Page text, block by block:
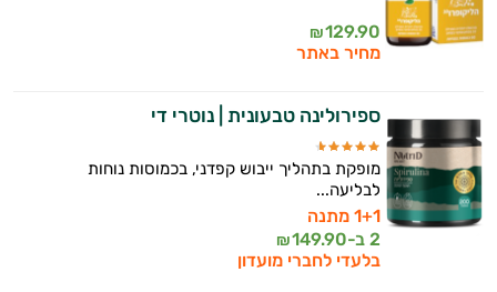
129.90
₪
מחיר באתר
ספירולינה טבעונית | נוטרי די
מופקת בתהליך ייבוש קפדני, בכמוסות נוחות
לבליעה...
1+1 מתנה
2 ב-
149.90
₪
בלעדי לחברי מועדון